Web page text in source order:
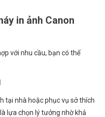
in ảnh Canon
với nhu cầu, bạn có thể
tại nhà hoặc phục vụ sở thích
lựa chọn lý tưởng nhờ khả